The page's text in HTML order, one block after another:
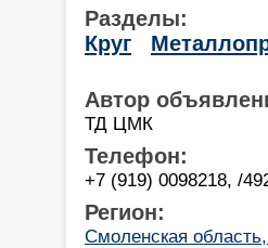
Разделы:
Круг
Автор
ТД ЦМК
Телефон:
+7 (919) 0098218, /
Регион:
Смоленская